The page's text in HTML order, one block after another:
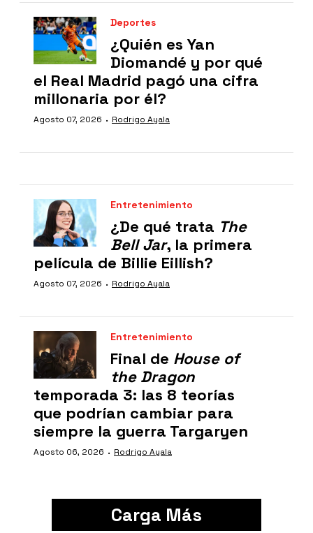
Deportes
¿Quién es Yan
Diomandé y por qué
el Real Madrid pagó una cifra
millonaria por él?
Agosto 07, 2026 · Rodrigo Ayala
Entretenimiento
¿De qué trata The
Bell Jar, la primera
película de Billie Eillish?
Agosto 07, 2026 · Rodrigo Ayala
Entretenimiento
Final de House of
the Dragon
temporada 3: las 8 teorías
que podrían cambiar para
siempre la guerra Targaryen
Agosto 06, 2026 · Rodrigo Ayala
Carga Más